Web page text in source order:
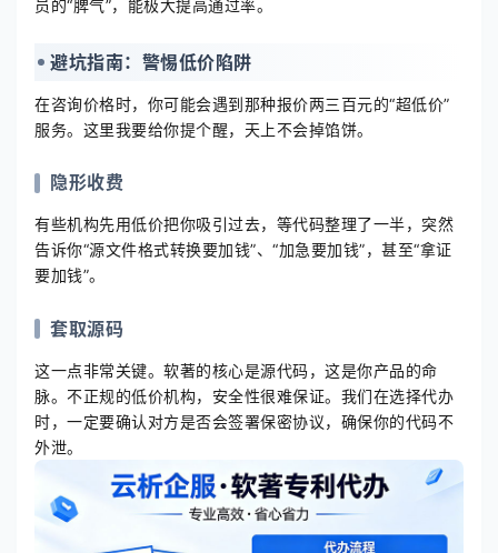
员的“脾气”，能极大提高通过率。
避坑指南：警惕低价陷阱
在咨询价格时，你可能会遇到那种报价两三百元的“超低价”
服务。这里我要给你提个醒，天上不会掉馅饼。
隐形收费
有些机构先用低价把你吸引过去，等代码整理了一半，突然
告诉你“源文件格式转换要加钱”、“加急要加钱”，甚至“拿证
要加钱”。
套取源码
这一点非常关键。软著的核心是源代码，这是你产品的命
脉。不正规的低价机构，安全性很难保证。我们在选择代办
时，一定要确认对方是否会签署保密协议，确保你的代码不
外泄。